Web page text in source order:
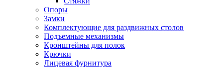
Опоры
Замки
Комплектующие для раздвижных столов
Подъемные механизмы
Кронштейны для полок
Крючки
Лицевая фурнитура